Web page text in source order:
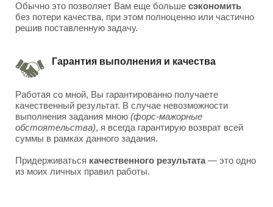
Обычно это позволяет Вам еще больше сэкономить
без потери качества, при этом полноценно или частично
решив поставленную задачу.
Гарантия выполнения и качества
Работая со мной, Вы гарантированно получаете
качественный результат. В случае невозможности
выполнения задания мною (форс-мажорные
обстоятельства), я всегда гарантирую возврат всей
суммы в рамках данного задания.
Придерживаться качественного результата— это одно
из моих личных правил работы.